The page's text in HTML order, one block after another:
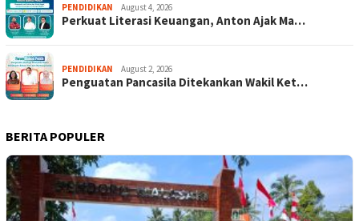
PENDIDIKAN August 4, 2026
Perkuat Literasi Keuangan, Anton Ajak Ma…
PENDIDIKAN August 2, 2026
Penguatan Pancasila Ditekankan Wakil Ket…
BERITA POPULER